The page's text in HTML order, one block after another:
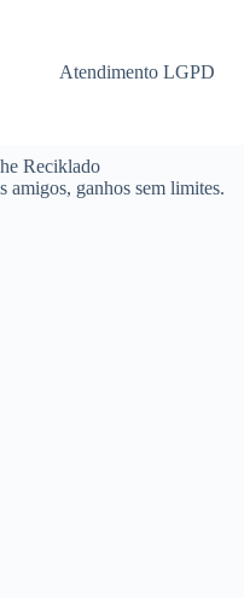
Atendimento LGPD
Reciklado
amigos, ganhos sem limites.